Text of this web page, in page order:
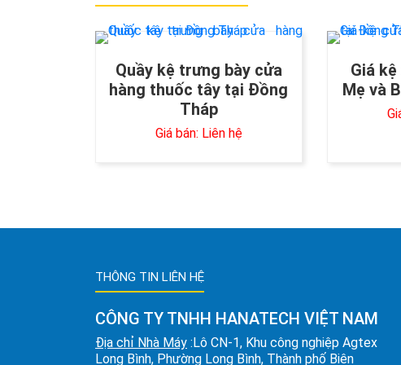
Quầy kệ trưng bày cửa
hàng thuốc tây tại Đồng
Tháp
Giá bán: Liên hệ
Giá
Mẹ và
THÔNG TIN LIÊN HỆ
CÔNG TY TNHH HANATECH VIỆT NAM
Địa chỉ Nhà Máy :Lô CN-1, Khu công nghiệp Agtex
Long Bình, Phường Long Bình, Thành phố Biên